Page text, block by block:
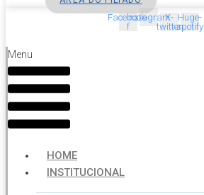
Facebook-
f
InstagramX-
twitter
Huge-
spotify
Menu
HOME
INSTITUCIONAL